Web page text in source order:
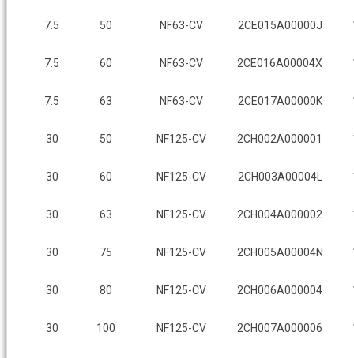
7.5 50 NF63-CV 2CE015A00000J
7.5 60 NF63-CV 2CE016A00004X
7.5 63 NF63-CV 2CE017A00000K
30 50 NF125-CV 2CH002A000001
30 60 NF125-CV 2CH003A00004L
30 63 NF125-CV 2CH004A000002
30 75 NF125-CV 2CH005A00004N
30 80 NF125-CV 2CH006A000004
30 100 NF125-CV 2CH007A000006